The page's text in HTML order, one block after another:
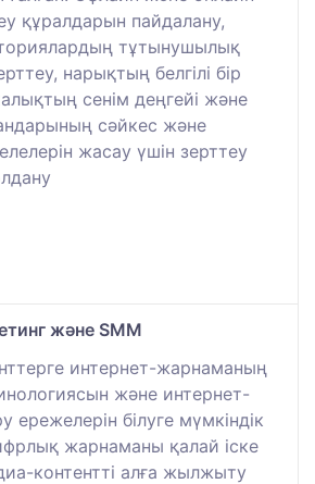
құралдарын пайдалану,
тұтынушылық
нарықтың белгілі бір
сенім деңгейі және
сәйкес және
жасау үшін зерттеу
және SMM
интернет-жарнаманың
және интернет-
білуге мүмкіндік
жарнаманы қалай іске
контентті алға жылжыту